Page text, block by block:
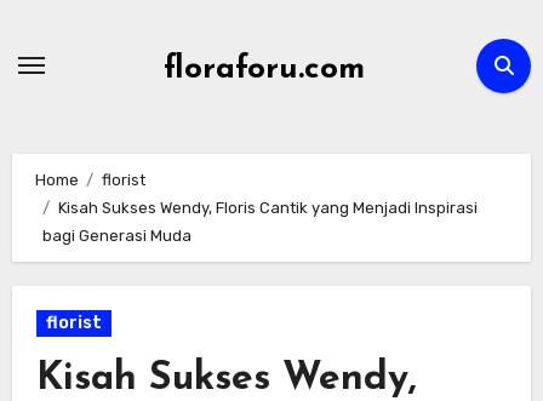
floraforu.com
Home
florist
Kisah Sukses Wendy, Floris Cantik yang Menjadi Inspirasi
bagi Generasi Muda
florist
Kisah Sukses Wendy,